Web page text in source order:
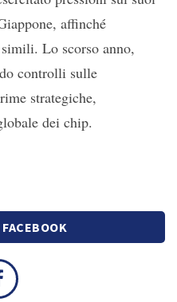
affinché
Lo scorso anno,
controlli sulle
strategiche,
dei chip.